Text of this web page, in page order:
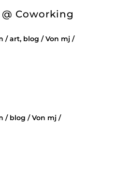
Coworking
/art, blog / Von mj /
/ blog / Von mj /